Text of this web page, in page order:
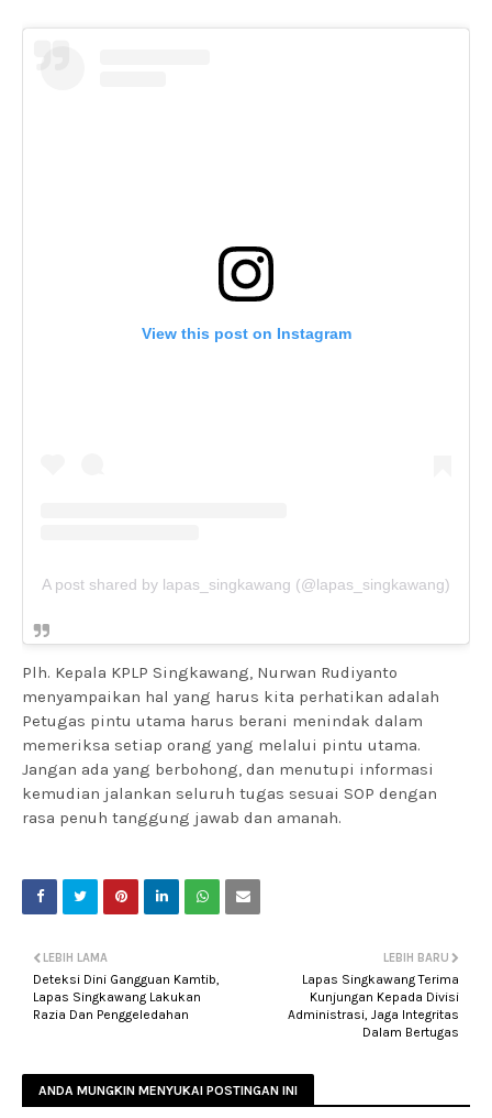
View this post on Instagram
A post shared by lapas_singkawang (@lapas_singkawang)
Plh. Kepala KPLP Singkawang, Nurwan Rudiyanto
menyampaikan hal yang harus kita perhatikan adalah
Petugas pintu utama harus berani menindak dalam
memeriksa setiap orang yang melalui pintu utama.
Jangan ada yang berbohong, dan menutupi informasi
kemudian jalankan seluruh tugas sesuai SOP dengan
rasa penuh tanggung jawab dan amanah.
LEBIH BARU
Lapas Singkawang Terima
Kunjungan Kepada Divisi
Administrasi, Jaga Integritas
Dalam Bertugas
LEBIH LAMA
Deteksi Dini Gangguan Kamtib,
Lapas Singkawang Lakukan
Razia Dan Penggeledahan
ANDA MUNGKIN MENYUKAI POSTINGAN INI